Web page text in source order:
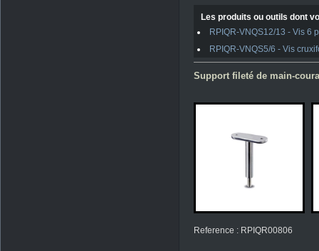
Les produits ou outils dont
RPIQR-VNQS12/13 - Vis 6
RPIQR-VNQS5/6 - Vis
Support fileté de main-
Reference : RPIQR00806